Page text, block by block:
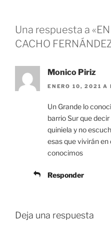
Una respuesta a
CACHO
Monico Piriz
ENERO 10, 2021 A
Un Grande lo
barrio Sur que
quiniela y no
esas que vivirán en
conocimos
Responder
Deja una respuesta